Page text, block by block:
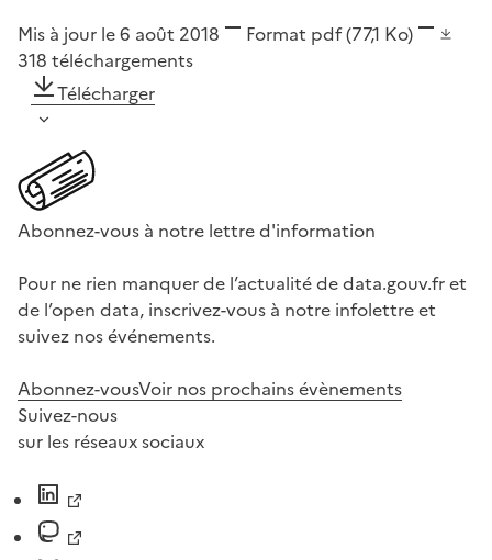
Mis à jour le 6 août 2018 Format pdf(77,1 Ko)
318 téléchargements
Télécharger
Abonnez-vous à notre lettre d'information
Pour ne rien manquer de l’actualité de data.gouv.fr et
de l’open data, inscrivez-vous à notre infolettre et
suivez nos événements.
Abonnez-vousVoir nos prochains évènements
Suivez-nous
sur les réseaux sociaux